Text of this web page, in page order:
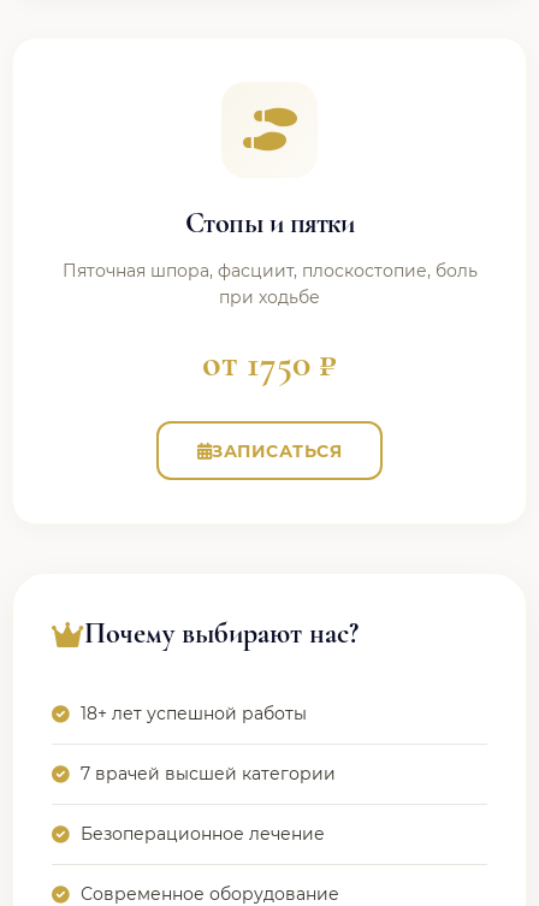
Стопы и пятки
Пяточная шпора, фасциит, плоскостопие, боль
при ходьбе
от 1750 ₽
ЗАПИСАТЬСЯ
Почему выбирают нас?
18+ лет успешной работы
7 врачей высшей категории
Безоперационное лечение
Современное оборудование